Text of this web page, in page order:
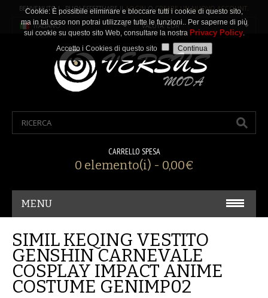
BENVENUTO ! PUOI EFFETTUARE ILLOGINOCREARE UN NUOVO ACCOUNT .
ITALIANO VALUTA: EUR
CARRELLO SPESA
0 elemento(i) - 0,00€
MENU
CARNEVALE/ COSPLAY
ACCESSORI
BAMBINA
SIMIL KEQING VESTITO
GENSHIN CARNEVALE
COSPLAY IMPACT ANIME
COSTUME GENIMP02
Cookie: È possibile eliminare e bloccare tutti i cookie di questo sito,
ma in tal caso non potrai utilizzare tutte le funzioni.. Per saperne di più
sui cookie su questo sito Web, consultare la nostra Privacy Policy.
Accetto i Cookies di questo sito